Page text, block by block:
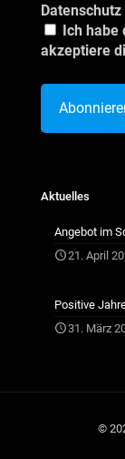
Datenschutz
Ich habe
akzeptiere
Aktuelles
Angebot im
21. April
Positive
31. März
©